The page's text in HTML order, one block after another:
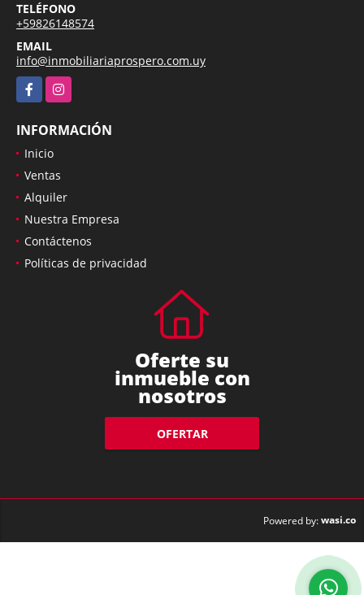
TELÉFONO
+59826148574
EMAIL
info@inmobiliariaprospero.com.uy
FacebookInstagram
INFORMACIÓN
Inicio
Ventas
Alquiler
Nuestra Empresa
Contáctenos
Políticas de privacidad
Oferte su
inmueble con
nosotros
OFERTAR
Powered by:wasi.co